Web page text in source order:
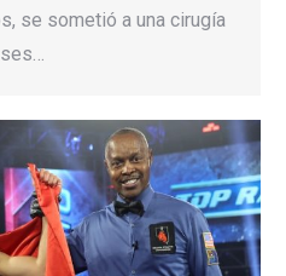
se sometió a una cirugía